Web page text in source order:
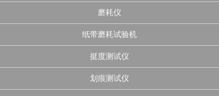
磨耗仪
纸带磨耗试验机
挺度测试仪
划痕测试仪